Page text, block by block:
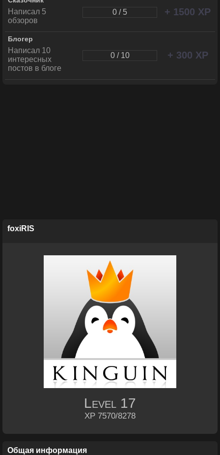
Написал 5
обзоров
0 / 5 + 1500 XP
Блогер
Написал 10
интересных
постов в блоге
0 / 10 + 300 XP
foxiRIS
Level 17
XP 7570/8278
Общая информация